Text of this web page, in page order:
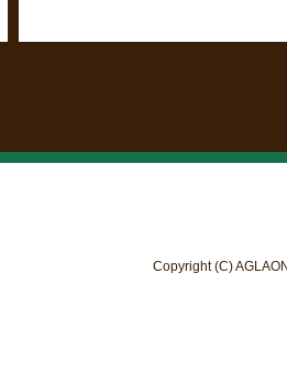
Copyright (C)